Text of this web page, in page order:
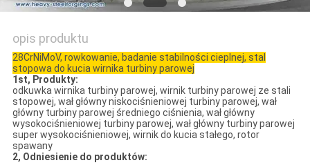
opis produktu
28CrNiMoV, rowkowanie, badanie stabilności cieplnej, stal
stopowa do kucia wirnika turbiny parowej
1st, Produkty:
odkuwka wirnika turbiny parowej, wirnik turbiny parowej ze stali
stopowej, wał główny niskociśnieniowej turbiny parowej, wał
główny turbiny parowej średniego ciśnienia, wał główny
wysokociśnieniowej turbiny parowej, wał główny turbiny parowej
super wysokociśnieniowej, wirnik do kucia stałego, rotor
spawany
2, Odniesienie do produktów: